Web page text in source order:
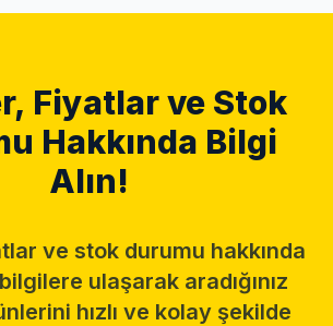
Fiyatlar ve Stok
Hakkında Bilgi
Alın!
ve stok durumu hakkında
ulaşarak aradığınız
hızlı ve kolay şekilde